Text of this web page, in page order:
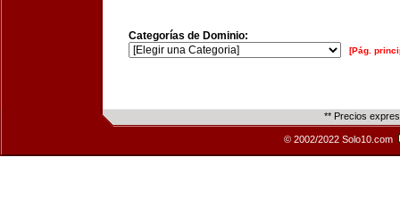
Categorías de Dominio:
[Pág.
** Precios
© 2002/2022 Solo10.com